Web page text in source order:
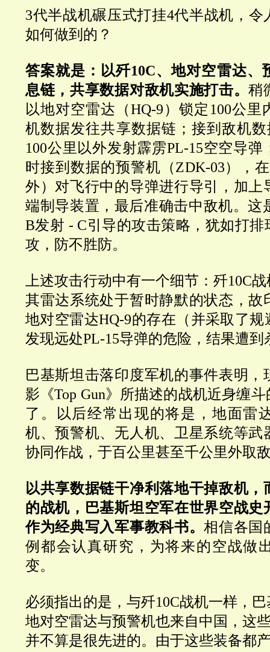
3代半战机碾压式打挂4代半战机，令
如何做到的？
答案就是：以歼10C、地对空雷达、
息链，共享数据对敌机实施打击。稍
以地对空雷达（HQ-9）锁定100公里
机数据发往共享数据链；接到敌机
100公里以外发射霹雳PL-15空空导
时接到数据的预警机（ZDK-03），
外）对飞行中的导弹进行导引，加上
端制导装置，最后准确击中敌机。这
B发射 - C引导的攻击策略，犹如打
攻，防不胜防。
上述攻击行动中有一个细节：歼10C
其雷达系统处于暂时静默的状态，故
地对空雷达HQ-9的存在（并采取了
发现远处PL-15导弹的危险，结果遭到
巴基斯坦击落印度军机的事件表明，
影《Top Gun》所描述的战机近身缠
了。以后经常出现的将是，地面雷
机、预警机、无人机、卫星系统等武
协同作战，于百公里甚至千公里外取
以共享数据链干净利落地干掉敌机，
的战机，巴基斯坦空军在世界空战史
作为经典写入军事教科书。相信各国
例都会认真研究，为将来的空战做
变。
必须指出的是，与歼10C战机一样，
地对空雷达与预警机也来自中国，这
并不算是很先进的。由于这些装备都